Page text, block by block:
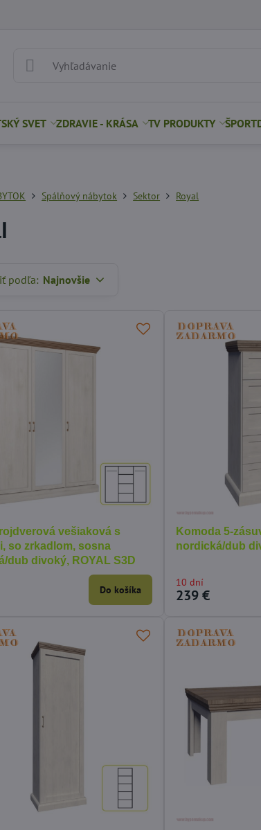
SVET ZDRAVIE - KRÁSA TV PRODUKTY ŠPORT
Spálňový nábytok Sektor Royal
podľa: Najnovšie
vešiaková s
so zrkadlom, sosna
dub divoký, ROYAL S3D
Do košíka
Komoda 5-
nordická/dub
10 dní
239 €